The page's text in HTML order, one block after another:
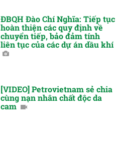
ĐBQH Đào Chí Nghĩa: Tiếp tục
hoàn thiện các quy định về
chuyển tiếp, bảo đảm tính
liên tục của các dự án dầu khí
[VIDEO] Petrovietnam sẻ chia
cùng nạn nhân chất độc da
cam